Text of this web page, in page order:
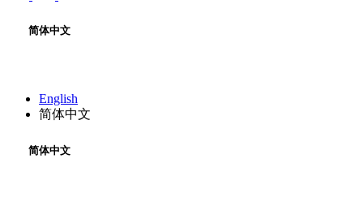
简体中文
English
简体中文
简体中文